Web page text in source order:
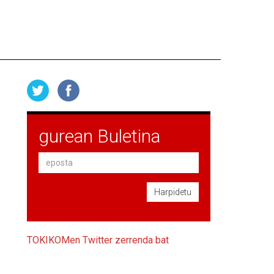
gurean Buletina
Harpidetu
TOKIKOMen Twitter zerrenda bat